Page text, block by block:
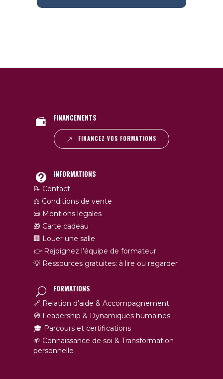
FINANCEMENTS
FINANCEZ VOS FORMATIONS
INFORMATIONS
📝 Contact
⚖️ Conditions de vente
📜 Mentions légales
🎁 Carte cadeau
🏢 Louer une salle
👉 Rejoignez l’équipe de formateur
💡 Ressources gratuites: à lire ou regarder
FORMATIONS
🔗 Relation d’aide & Accompagnement
🧭 Leadership & Dynamiques humaines
🎓 Parcours et certifications
🌱 Connaissance de soi & Transformation
personnelle